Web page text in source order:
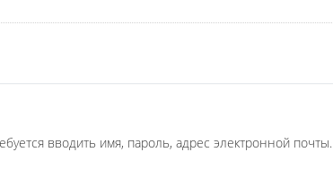
вводить имя, пароль, адрес электронной почты.